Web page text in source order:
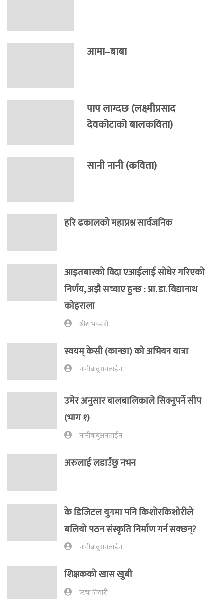
आमा–बाबा
पाप लाग्दछ (लक्ष्मीप्रसाद
देवकोटाको बालकविता)
सानी नानी (कविता)
हरि ढकालको महाप्रश्न सार्वजनिक
आइतबारको विदा एआईलाई सोधेर गरिएको
निर्णय, अझै सच्याए हुन्छ : प्रा‍. डा. विद्यानाथ
कोइराला
श्रीश भण्डारी
स्वयम् केसी (कान्छा) को अभियन यात्रा
नानीबाबुअनलाईन
उमेर अनुसार बालबालिकाले सिक्नुपर्ने सीप
(भाग १)
नानीबाबुअनलाईन
अरुलाई लडाउँछु नभन
के डिजिटल युगमा पनि किशोरकिशोरीले
बलियो पठन संस्कृति निर्माण गर्न सक्छन्?
नानीबाबुअनलाईन
शिक्षकको खास खुबी
ऋचा तिवारी